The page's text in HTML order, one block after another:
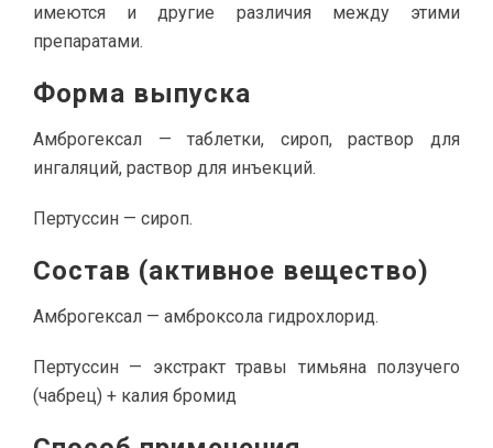
имеются и другие различия между этими
препаратами.
Форма выпуска
Амброгексал — таблетки, сироп, раствор для
ингаляций, раствор для инъекций.
Пертуссин — сироп.
Состав (активное вещество)
Амброгексал — амброксола гидрохлорид.
Пертуссин — экстракт травы тимьяна ползучего
(чабрец) + калия бромид